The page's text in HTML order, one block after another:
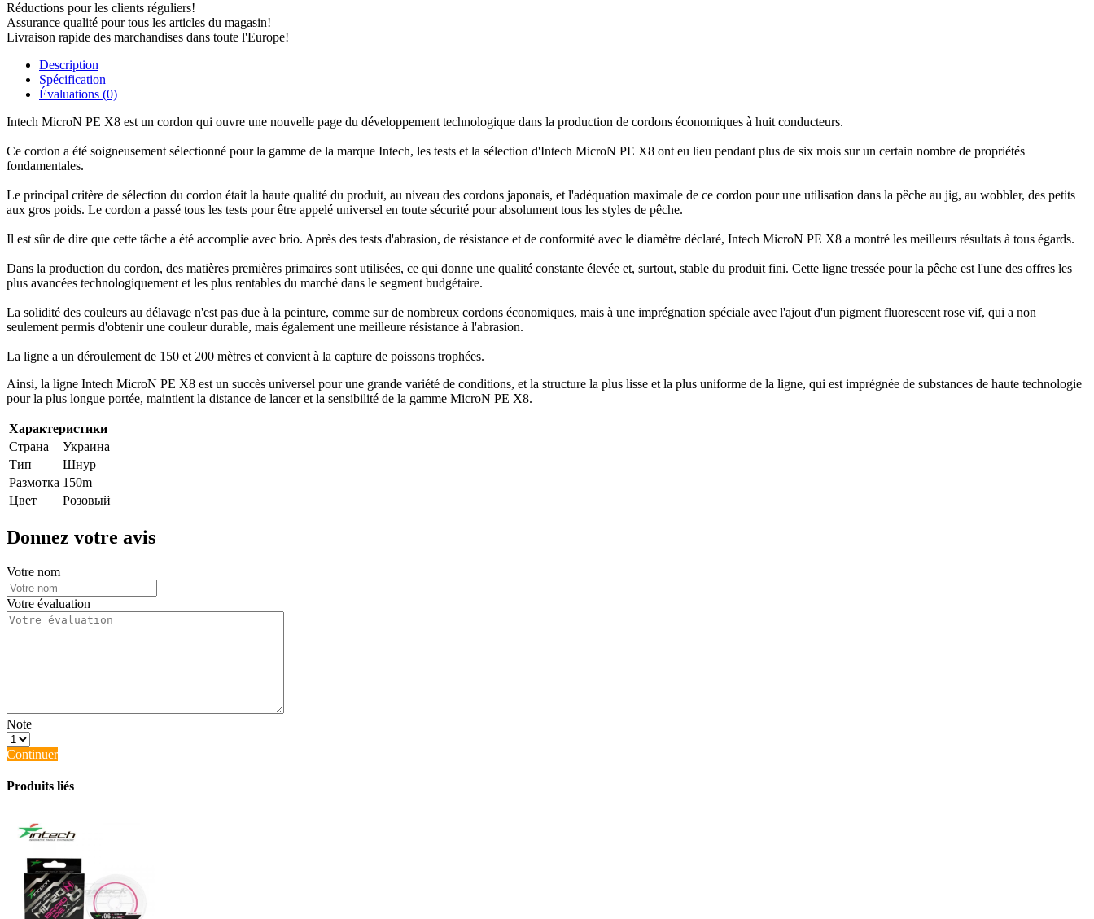
Réductions pour les clients réguliers!
Assurance qualité pour tous les articles du magasin!
Livraison rapide des marchandises dans toute l'Europe!
Description
Spécification
Évaluations (0)
Intech MicroN PE X8 est un cordon qui ouvre une nouvelle page du développement technologique dans la production de cordons économiques à huit conducteurs.
Ce cordon a été soigneusement sélectionné pour la gamme de la marque Intech, les tests et la sélection d'Intech MicroN PE X8 ont eu lieu pendant plus de six mois sur un certain nombre de propriétés
fondamentales.
Le principal critère de sélection du cordon était la haute qualité du produit, au niveau des cordons japonais, et l'adéquation maximale de ce cordon pour une utilisation dans la pêche au jig, au wobbler, des petits
aux gros poids. Le cordon a passé tous les tests pour être appelé universel en toute sécurité pour absolument tous les styles de pêche.
Il est sûr de dire que cette tâche a été accomplie avec brio. Après des tests d'abrasion, de résistance et de conformité avec le diamètre déclaré, Intech MicroN PE X8 a montré les meilleurs résultats à tous égards.
Dans la production du cordon, des matières premières primaires sont utilisées, ce qui donne une qualité constante élevée et, surtout, stable du produit fini. Cette ligne tressée pour la pêche est l'une des offres les
plus avancées technologiquement et les plus rentables du marché dans le segment budgétaire.
La solidité des couleurs au délavage n'est pas due à la peinture, comme sur de nombreux cordons économiques, mais à une imprégnation spéciale avec l'ajout d'un pigment fluorescent rose vif, qui a non
seulement permis d'obtenir une couleur durable, mais également une meilleure résistance à l'abrasion.
La ligne a un déroulement de 150 et 200 mètres et convient à la capture de poissons trophées.
Ainsi, la ligne Intech MicroN PE X8 est un succès universel pour une grande variété de conditions, et la structure la plus lisse et la plus uniforme de la ligne, qui est imprégnée de substances de haute technologie
pour la plus longue portée, maintient la distance de lancer et la sensibilité de la gamme MicroN PE X8.
Характеристики
Страна
Украина
Тип
Шнур
Размотка 150m
Цвет
Розовый
Donnez votre avis
Votre nom
Votre évaluation
Note
Continuer
Produits liés